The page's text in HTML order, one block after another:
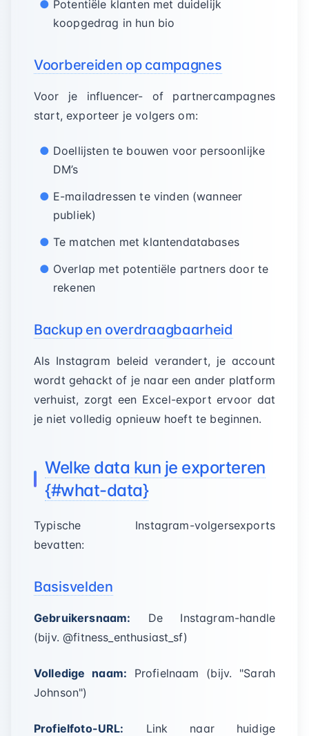
Potentiële klanten met duidelijk
koopgedrag in hun bio
Voorbereiden op campagnes
Voor je influencer- of partnercampagnes
start, exporteer je volgers om:
Doellijsten te bouwen voor persoonlijke
DM’s
E-mailadressen te vinden (wanneer
publiek)
Te matchen met klantendatabases
Overlap met potentiële partners door te
rekenen
Backup en overdraagbaarheid
Als Instagram beleid verandert, je account
wordt gehackt of je naar een ander platform
verhuist, zorgt een Excel-export ervoor dat
je niet volledig opnieuw hoeft te beginnen.
Welke data kun je exporteren
{#what-data}
Typische Instagram-volgersexports
bevatten:
Basisvelden
Gebruikersnaam: De Instagram-handle
(bijv. @fitness_enthusiast_sf)
Volledige naam: Profielnaam (bijv. "Sarah
Johnson")
Profielfoto-URL: Link naar huidige